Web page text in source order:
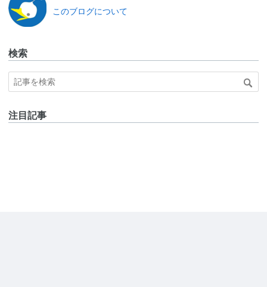
このブログについて
検索
注目記事